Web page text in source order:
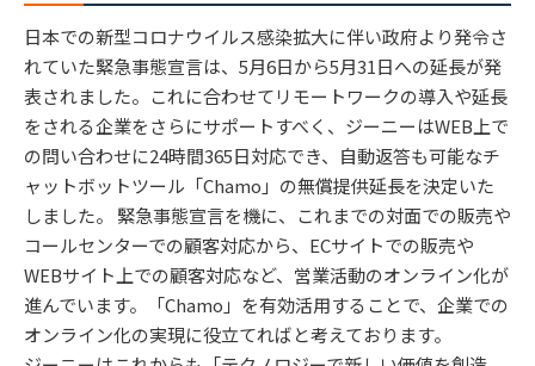
日本での新型コロナウイルス感染拡⼤に伴い政府より発令さ
れていた緊急事態宣言は、5月6日から5月31日への延長が発
表されました。これに合わせてリモートワークの導入や延長
をされる企業をさらにサポートすべく、ジーニーはWEB上で
の問い合わせに24時間365日対応でき、自動返答も可能なチ
ャットボットツール「Chamo」の無償提供延長を決定いた
しました。 緊急事態宣言を機に、これまでの対面での販売や
コールセンターでの顧客対応から、ECサイトでの販売や
WEBサイト上での顧客対応など、営業活動のオンライン化が
進んでいます。「Chamo」を有効活用することで、企業での
オンライン化の実現に役立てればと考えております。